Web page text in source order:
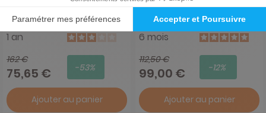
1 an
162 €
75,65 € -53%
Ajouter au panier
La Croix Hebdo
6 mois
112,50 €
99,00 € -12%
Ajouter au panier